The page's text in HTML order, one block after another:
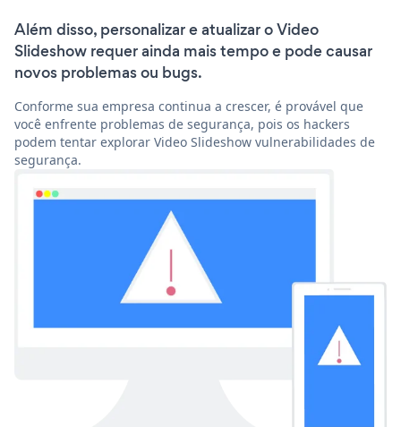
Além disso, personalizar e atualizar o Video
Slideshow requer ainda mais tempo e pode causar
novos problemas ou bugs.
Conforme sua empresa continua a crescer, é provável que
você enfrente problemas de segurança, pois os hackers
podem tentar explorar Video Slideshow vulnerabilidades de
segurança.